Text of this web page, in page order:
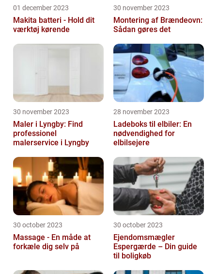
01 december 2023
Makita batteri - Hold dit
værktøj kørende
30 november 2023
Montering af Brændeovn:
Sådan gøres det
30 november 2023
Maler i Lyngby: Find
professionel
malerservice i Lyngby
28 november 2023
Ladeboks til elbiler: En
nødvendighed for
elbilsejere
30 october 2023
Massage - En måde at
forkæle dig selv på
30 october 2023
Ejendomsmægler
Espergærde – Din guide
til boligkøb